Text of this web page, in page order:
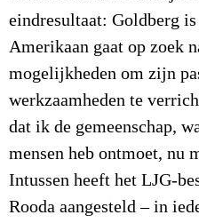
eindresultaat: Goldberg
Amerikaan gaat op zoek
mogelijkheden om zijn
werkzaamheden te
dat ik de gemeenschap,
mensen heb ontmoet, nu
Intussen heeft het LJG-
Rooda aangesteld – in